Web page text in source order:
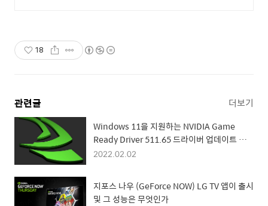
18
관련글 더보기
Windows 11을 지원하는 NVIDIA Game
Ready Driver 511.65 드라이버 업데이트 변
화된 내용은?
2022.02.02
지포스 나우 (GeForce NOW) LG TV 앱이 출시
및 그 성능은 무엇인가